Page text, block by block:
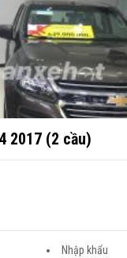
2017 (2 cầu)
Nhập khẩu